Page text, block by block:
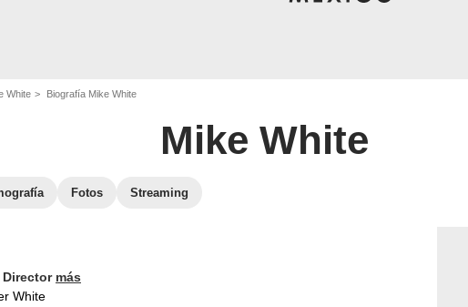
White Biografía Mike White
Mike White
Fotos Streaming
Director más
White